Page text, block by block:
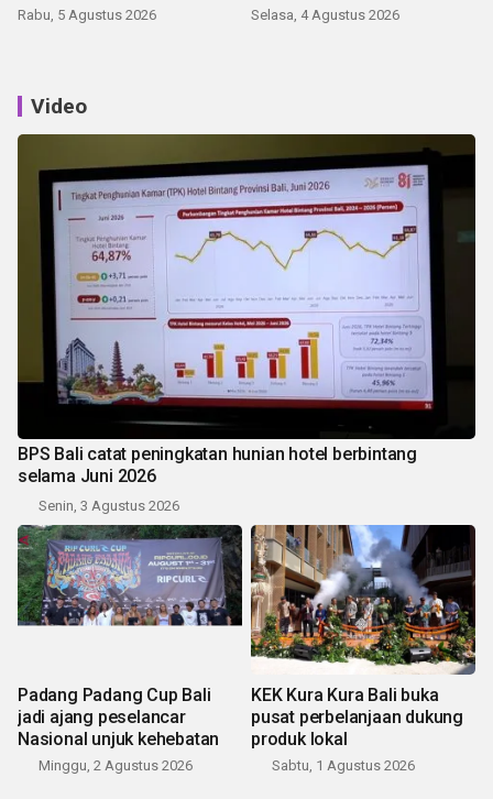
Rabu, 5 Agustus 2026 Selasa, 4 Agustus 2026
Video
BPS Bali catat peningkatan hunian hotel berbintang
selama Juni 2026
Senin, 3 Agustus 2026
Padang Padang Cup Bali
jadi ajang peselancar
Nasional unjuk kehebatan
Minggu, 2 Agustus 2026
KEK Kura Kura Bali buka
pusat perbelanjaan dukung
produk lokal
Sabtu, 1 Agustus 2026